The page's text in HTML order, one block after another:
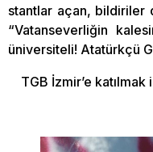
stantlar açan, bildiriler
“Vatanseverliğin
üniversiteli! Atatürkçü
TGB İzmir’e